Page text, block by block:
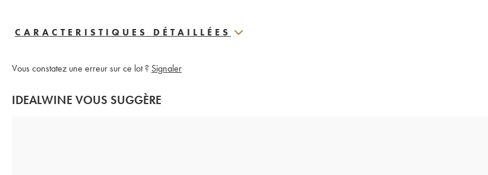
CARACTERISTIQUES DÉTAILLÉES
Vous constatez une erreur sur ce lot ? Signaler
IDEALWINE VOUS SUGGÈRE